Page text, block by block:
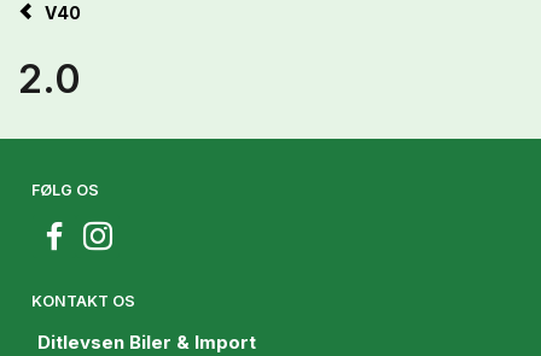
V40
2.0
FØLG OS
KONTAKT OS
Ditlevsen Biler & Import